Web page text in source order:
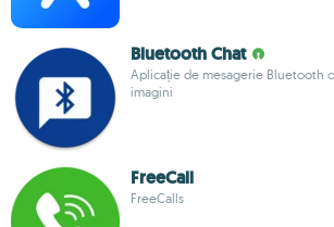
Bluetooth Chat
Aplicație de mesagerie Bluetooth
imagini
FreeCall
FreeCalls